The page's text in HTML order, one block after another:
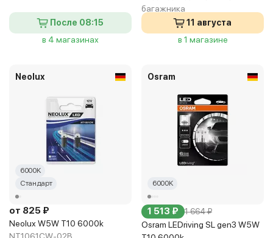
После 08:15
в 4 магазинах
багажника
11 августа
в 1 магазине
Neolux
6000K
Стандарт
от 825 ₽
Neolux W5W T10 6000k
Osram
6000K
1 513 ₽ 1 664 ₽
Osram LEDriving SL gen3 W5W